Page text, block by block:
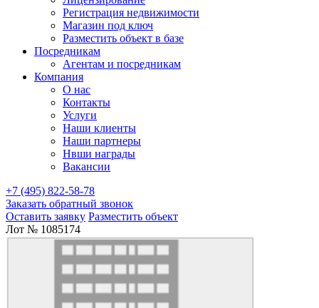
Регистрация недвижимости
Магазин под ключ
Разместить объект в базе
Посредникам
Агентам и посредникам
Компания
О нас
Контакты
Услуги
Наши клиенты
Наши партнеры
Нвши награды
Вакансии
+7 (495) 822-58-78
Заказать обратный звонок
Оставить заявку Разместить объект
Лот № 1085174